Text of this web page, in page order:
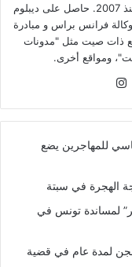
2016 ومتحصل على ديبلوم في التقديم التلفزي منذ 2007. حاصل على ديبلوم
وكالة فرانس براس و مبادرة
ذات صيت مثل "مدونات
بينتيريست
للمهاجرين يضع
الهجرة في سبتة
لمساندة تونس في
لمدة عام في قضية